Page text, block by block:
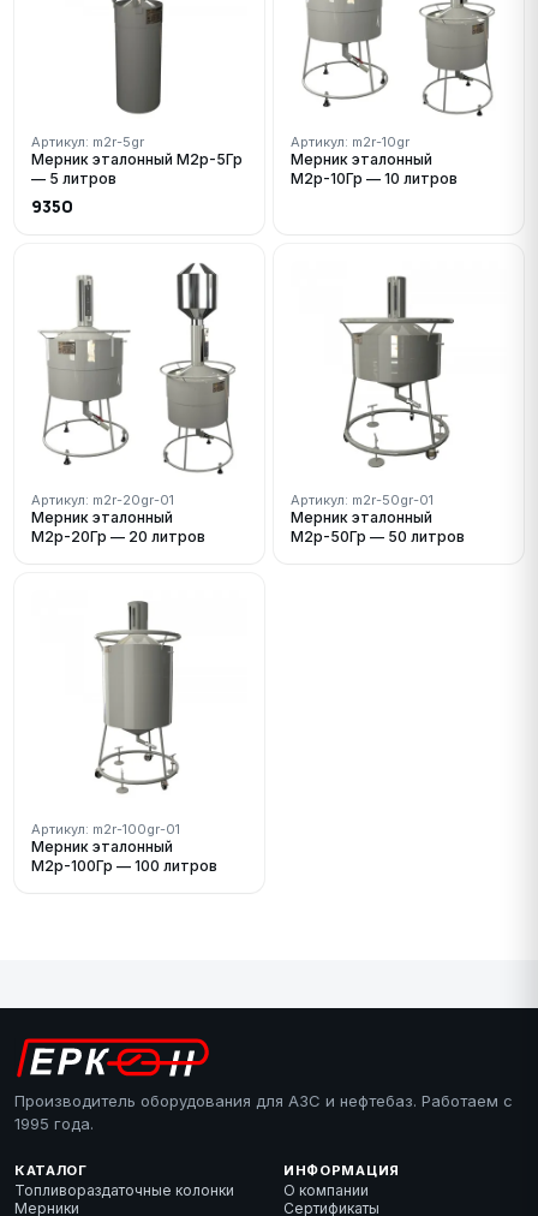
Артикул: m2r-5gr
Мерник эталонный М2р-5Гр
— 5 литров
9350
Артикул: m2r-10gr
Мерник эталонный
М2р-10Гр — 10 литров
Артикул: m2r-20gr-01
Мерник эталонный
М2р-20Гр — 20 литров
Артикул: m2r-50gr-01
Мерник эталонный
М2р-50Гр — 50 литров
Артикул: m2r-100gr-01
Мерник эталонный
М2р-100Гр — 100 литров
Производитель оборудования для АЗС и нефтебаз. Работаем с
1995 года.
КАТАЛОГ
Топливораздаточные колонки
Мерники
ИНФОРМАЦИЯ
О компании
Сертификаты